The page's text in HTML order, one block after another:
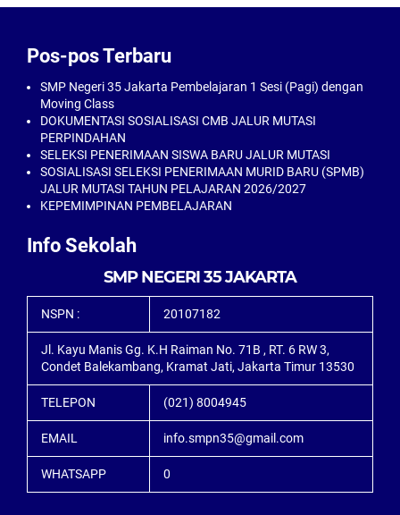
Pos-pos Terbaru
SMP Negeri 35 Jakarta Pembelajaran 1 Sesi (Pagi) dengan
Moving Class
DOKUMENTASI SOSIALISASI CMB JALUR MUTASI
PERPINDAHAN
SELEKSI PENERIMAAN SISWA BARU JALUR MUTASI
SOSIALISASI SELEKSI PENERIMAAN MURID BARU (SPMB)
JALUR MUTASI TAHUN PELAJARAN 2026/2027
KEPEMIMPINAN PEMBELAJARAN
Info Sekolah
SMP NEGERI 35 JAKARTA
NSPN : 20107182
Jl. Kayu Manis Gg. K.H Raiman No. 71B , RT. 6 RW 3,
Condet Balekambang, Kramat Jati, Jakarta Timur 13530
TELEPON (021) 8004945
EMAIL info.smpn35@gmail.com
WHATSAPP 0